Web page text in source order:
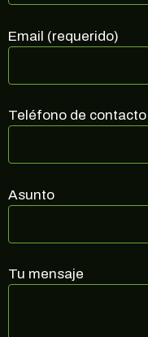
Email (requerido)
Teléfono de
Asunto
Tu mensaje
al corriente